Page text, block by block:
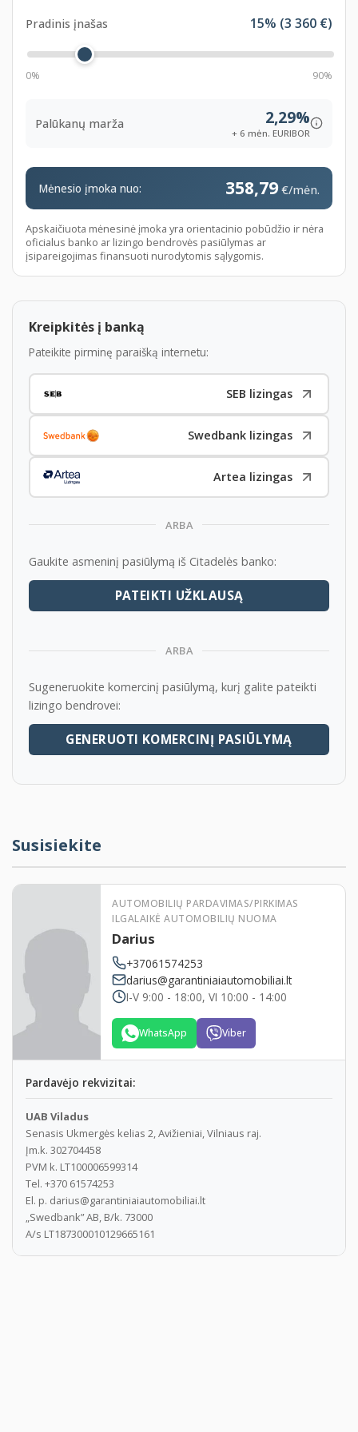
Kaina galutinė, nėra jokių papildomų mokesčių
www.GarantiniaiAutomobiliai.lt
PAGALBA PARDUODANT JŪSŲ AUTOMOBILĮ
Turite nepriekaištingos būklės automobilį su
garantija ir norite jį parduoti?
Mes galime Jums padėti.
arba galime nupirkti Jūsų automobilį nedelsiant.
Profesionalių darbuotojų komanda pasirūpins Jūsų
automobilio pardavimu:
Automobilių paruošimas pardavimui
Kokybiškos nuotraukos
Nemokami skelbimai
Pardavimas lizingu
Automobilių registracija ir techninė apžiūra
Patogi lokacija naujai įrengtoje aikštelėje Vilniuje
Norite pirkti iš mūsų automobilį, bet nežinote kaip
greitai ir efektyviai parduoti savo seną automobilį?
Pradinis įnašas 15% (3 360 €)
0% 90%
Palūkanų marža 2,29%
+ 6 mėn. EURIBOR
Mėnesio įmoka nuo: 358,79 €/mėn.
Apskaičiuota mėnesinė įmoka yra orientacinio pobūdžio ir nėra
oficialus banko ar lizingo bendrovės pasiūlymas ar
įsipareigojimas finansuoti nurodytomis sąlygomis.
Kreipkitės į banką
Pateikite pirminę paraišką internetu:
SEB lizingas
Swedbank lizingas
Artea lizingas
ARBA
Gaukite asmeninį pasiūlymą iš Citadelės banko:
PATEIKTI UŽKLAUSĄ
ARBA
Sugeneruokite komercinį pasiūlymą, kurį galite pateikti
lizingo bendrovei:
GENERUOTI KOMERCINĮ PASIŪLYMĄ
Susisiekite
AUTOMOBILIŲ PARDAVIMAS/PIRKIMAS
ILGALAIKĖ AUTOMOBILIŲ NUOMA
Darius
+37061574253
darius@garantiniaiautomobiliai.lt
I-V 9:00 - 18:00, VI 10:00 - 14:00
WhatsApp Viber
Pardavėjo rekvizitai:
UAB Viladus
Senasis Ukmergės kelias 2, Avižieniai, Vilniaus raj.
Įm.k. 302704458
PVM k. LT100006599314
Tel. +370 61574253
El. p. darius@garantiniaiautomobiliai.lt
„Swedbank” AB, B/k. 73000
A/s LT187300010129665161